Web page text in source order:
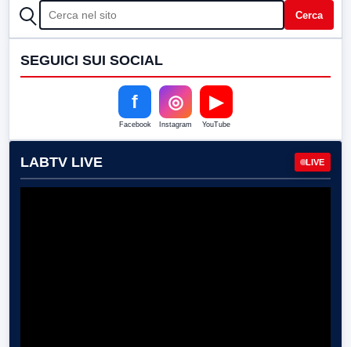
CERCA Cerca
SEGUICI SUI SOCIAL
f
Facebook
◎
Instagram
▶
YouTube
LABTV LIVE LIVE